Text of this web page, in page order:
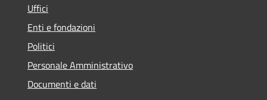
Uffici
Enti e fondazioni
Politici
Personale Amministrativo
Documenti e dati